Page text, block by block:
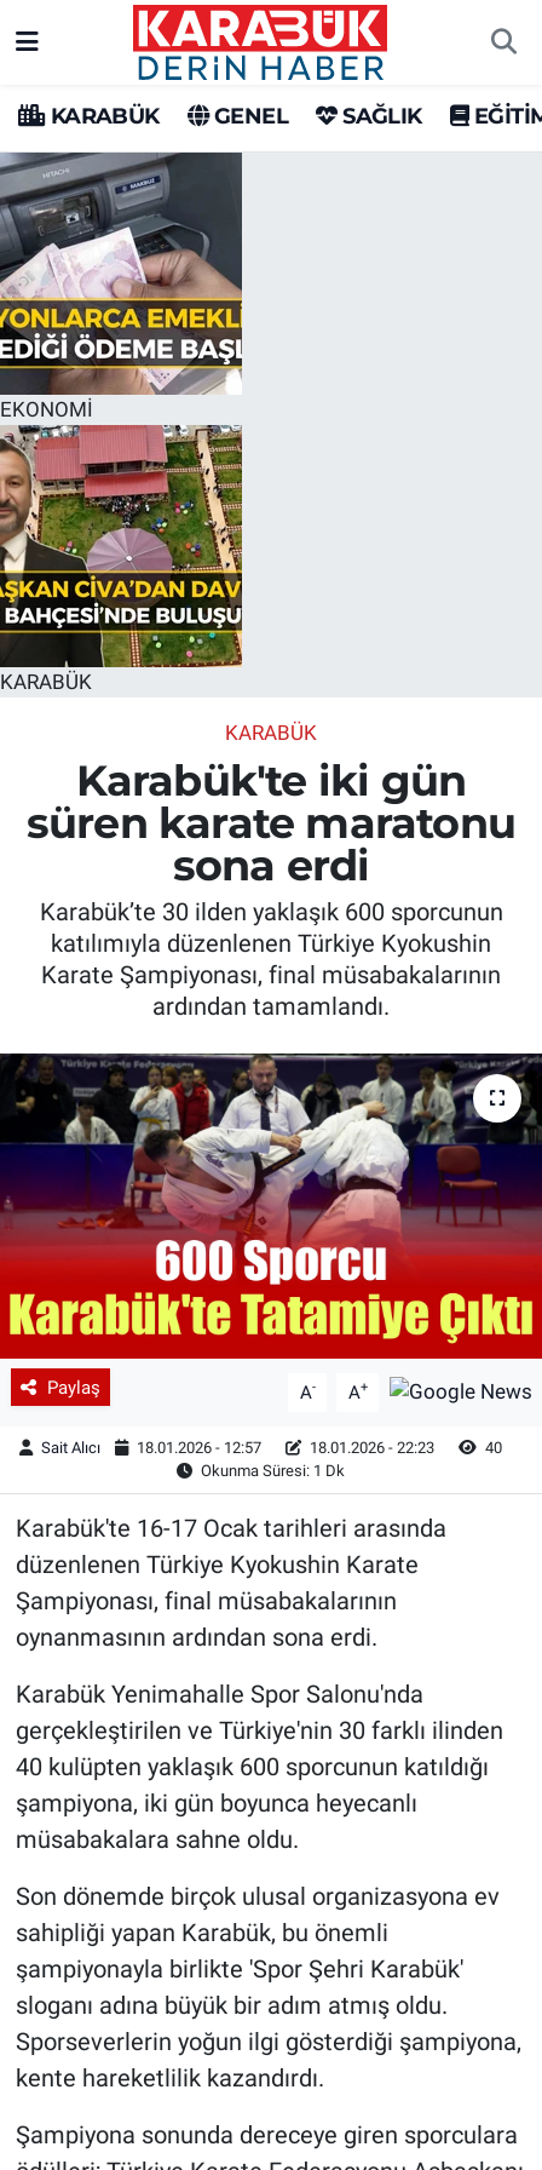
KARABÜK GENEL SAĞLIK
EKONOMİ
KARABÜK
KARABÜK
Karabük'te iki gün
süren karate maratonu
sona erdi
Karabük’te 30 ilden yaklaşık 600 sporcunun
katılımıyla düzenlenen Türkiye Kyokushin
Karate Şampiyonası, final müsabakalarının
ardından tamamlandı.
Paylaş A- A+
Sait Alıcı 18.01.2026 - 12:57 18.01.2026 - 22:23
40
Okunma Süresi: 1 Dk
Karabük'te 16-17 Ocak tarihleri arasında
düzenlenen Türkiye Kyokushin Karate
Şampiyonası, final müsabakalarının
oynanmasının ardından sona erdi.
Karabük Yenimahalle Spor Salonu'nda
gerçekleştirilen ve Türkiye'nin 30 farklı ilinden
40 kulüpten yaklaşık 600 sporcunun katıldığı
şampiyona, iki gün boyunca heyecanlı
müsabakalara sahne oldu.
Son dönemde birçok ulusal organizasyona ev
sahipliği yapan Karabük, bu önemli
şampiyonayla birlikte 'Spor Şehri Karabük'
sloganı adına büyük bir adım atmış oldu.
Sporseverlerin yoğun ilgi gösterdiği şampiyona,
kente hareketlilik kazandırdı.
Şampiyona sonunda dereceye giren sporculara
Karabük Hava Durumu
Karabük Trafik Yoğunluk Haritası
Süper Lig Puan Durumu ve Fikstür
Tüm Manşetler
Son Dakika Haberleri
Haber Arşivi